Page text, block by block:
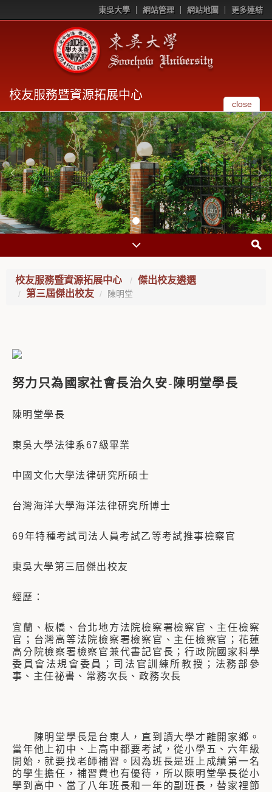
東吳大學 網站管理 網站地圖 更多連結
校友服務暨資源拓展中心
close
校友服務暨資源拓展中心
傑出校友遴選
第三屆傑出校友
陳明堂
努力只為國家社會長治久安- 陳明堂學長
陳明堂學長
東吳大學法律系67級畢業
中國文化大學法律研究所碩士
台灣海洋大學海洋法律研究所博士
69年特種考試司法人員考試乙等考試推事檢察官
東吳大學第三屆傑出校友
經歷：
宜蘭、板橋、台北地方法院檢察署檢察官、主任檢察
官；台灣高等法院檢察署檢察官、主任檢察官；花蓮
高分院檢察署檢察官兼代書記官長；行政院國家科學
委員會法規會委員；司法官訓練所教授；法務部參
事、主任祕書、常務次長、政務次長
陳明堂學長是台東人，直到讀大學才離開家鄉。
當年他上初中、上高中都要考試，從小學五、六年級
開始，就要找老師補習。因為班長是班上成績第一名
的學生擔任，補習費也有優待，所以陳明堂學長從小
學到高中、當了八年班長和一年的副班長，替家裡節